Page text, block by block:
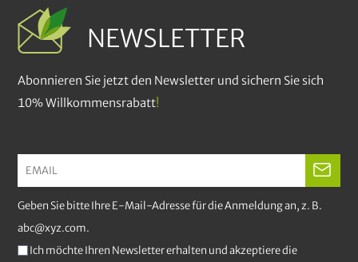
NEWSLETTER
Abonnieren Sie jetzt den Newsletter und sichern Sie sich
10% Willkommensrabatt!
Geben Sie bitte Ihre E-Mail-Adresse für die Anmeldung an, z. B.
abc@xyz.com.
Ich möchte Ihren Newsletter erhalten und akzeptiere die